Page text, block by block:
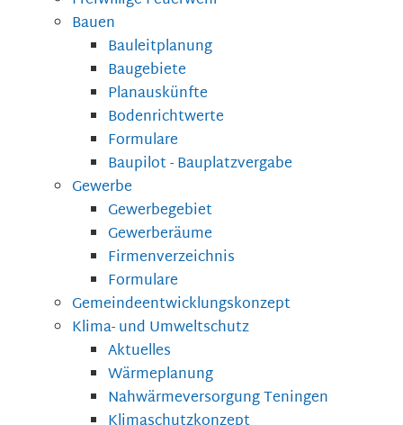
Bauen
Bauleitplanung
Baugebiete
Planauskünfte
Bodenrichtwerte
Formulare
Baupilot - Bauplatzvergabe
Gewerbe
Gewerbegebiet
Gewerberäume
Firmenverzeichnis
Formulare
Gemeindeentwicklungskonzept
Klima- und Umweltschutz
Aktuelles
Wärmeplanung
Nahwärmeversorgung Teningen